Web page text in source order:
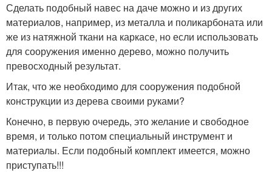
Сделать подобный навес на даче можно и из других
материалов, например, из металла и поликарбоната или
же из натяжной ткани на каркасе, но если использовать
для сооружения именно дерево, можно получить
превосходный результат.
Итак, что же необходимо для сооружения подобной
конструкции из дерева своими руками?
Конечно, в первую очередь, это желание и свободное
время, и только потом специальный инструмент и
материалы. Если подобный комплект имеется, можно
приступать!!!